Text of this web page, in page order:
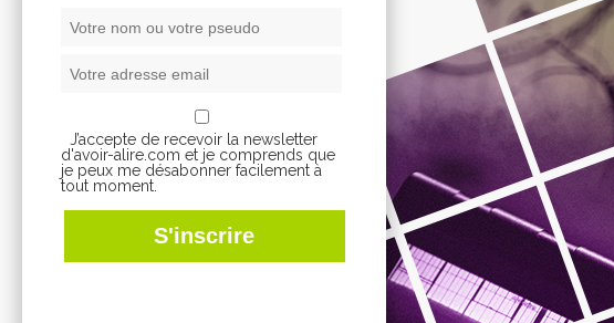
J’accepte de recevoir la newsletter
d'avoir-alire.com et je comprends que
je peux me désabonner facilement à
tout moment.